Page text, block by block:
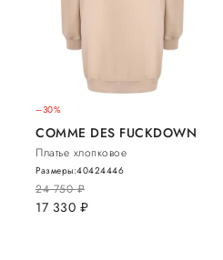
–30%
COMME DES FUCKDOWN
Платье хлопковое
24 750руб.
17 330 руб.
Размеры:40424446